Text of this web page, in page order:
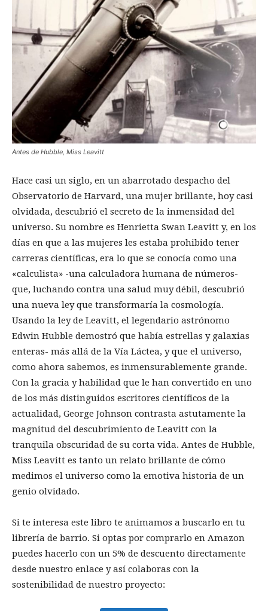
Antes de Hubble, Miss Leavitt
Hace casi un siglo, en un abarrotado despacho del
Observatorio de Harvard, una mujer brillante, hoy casi
olvidada, descubrió el secreto de la inmensidad del
universo. Su nombre es Henrietta Swan Leavitt y, en los
días en que a las mujeres les estaba prohibido tener
carreras científicas, era lo que se conocía como una
«calculista» -una calculadora humana de números-
que, luchando contra una salud muy débil, descubrió
una nueva ley que transformaría la cosmología.
Usando la ley de Leavitt, el legendario astrónomo
Edwin Hubble demostró que había estrellas y galaxias
enteras- más allá de la Vía Láctea, y que el universo,
como ahora sabemos, es inmensurablemente grande.
Con la gracia y habilidad que le han convertido en uno
de los más distinguidos escritores científicos de la
actualidad, George Johnson contrasta astutamente la
magnitud del descubrimiento de Leavitt con la
tranquila obscuridad de su corta vida. Antes de Hubble,
Miss Leavitt es tanto un relato brillante de cómo
medimos el universo como la emotiva historia de un
genio olvidado.
Si te interesa este libro te animamos a buscarlo en tu
librería de barrio. Si optas por comprarlo en Amazon
puedes hacerlo con un 5% de descuento directamente
desde nuestro enlace y así colaboras con la
sostenibilidad de nuestro proyecto: